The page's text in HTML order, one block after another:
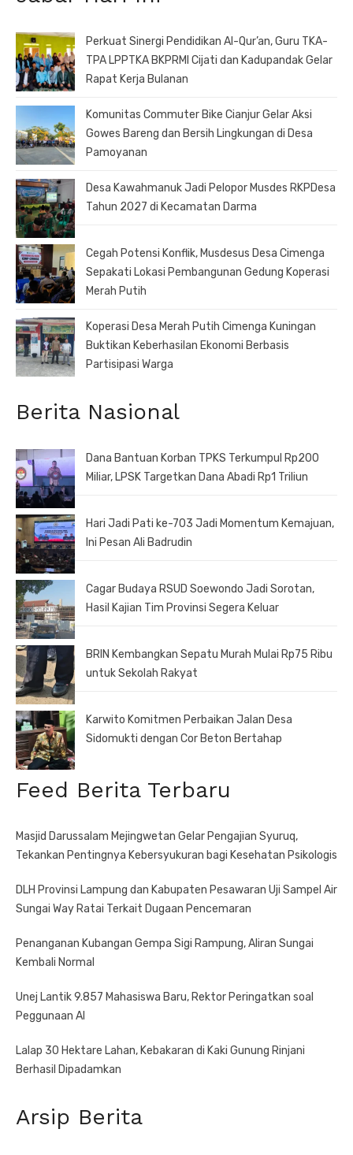
Perkuat Sinergi Pendidikan Al-Qur’an, Guru TKA-
TPA LPPTKA BKPRMI Cijati dan Kadupandak Gelar
Rapat Kerja Bulanan
Komunitas Commuter Bike Cianjur Gelar Aksi
Gowes Bareng dan Bersih Lingkungan di Desa
Pamoyanan
Desa Kawahmanuk Jadi Pelopor Musdes RKPDesa
Tahun 2027 di Kecamatan Darma
Cegah Potensi Konflik, Musdesus Desa Cimenga
Sepakati Lokasi Pembangunan Gedung Koperasi
Merah Putih
Koperasi Desa Merah Putih Cimenga Kuningan
Buktikan Keberhasilan Ekonomi Berbasis
Partisipasi Warga
Berita Nasional
Dana Bantuan Korban TPKS Terkumpul Rp200
Miliar, LPSK Targetkan Dana Abadi Rp1 Triliun
Hari Jadi Pati ke-703 Jadi Momentum Kemajuan,
Ini Pesan Ali Badrudin
Cagar Budaya RSUD Soewondo Jadi Sorotan,
Hasil Kajian Tim Provinsi Segera Keluar
BRIN Kembangkan Sepatu Murah Mulai Rp75 Ribu
untuk Sekolah Rakyat
Karwito Komitmen Perbaikan Jalan Desa
Sidomukti dengan Cor Beton Bertahap
Feed Berita Terbaru
Masjid Darussalam Mejingwetan Gelar Pengajian Syuruq,
Tekankan Pentingnya Kebersyukuran bagi Kesehatan Psikologis
DLH Provinsi Lampung dan Kabupaten Pesawaran Uji Sampel Air
Sungai Way Ratai Terkait Dugaan Pencemaran
Penanganan Kubangan Gempa Sigi Rampung, Aliran Sungai
Kembali Normal
Unej Lantik 9.857 Mahasiswa Baru, Rektor Peringatkan soal
Peggunaan AI
Lalap 30 Hektare Lahan, Kebakaran di Kaki Gunung Rinjani
Berhasil Dipadamkan
Arsip Berita